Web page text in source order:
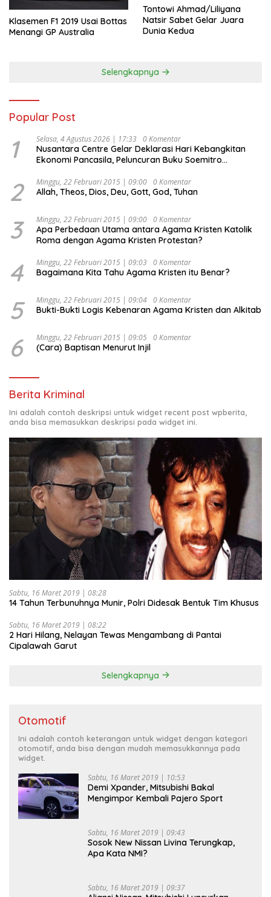
Klasemen F1 2019 Usai Bottas
Menangi GP Australia
Tontowi Ahmad/Liliyana
Natsir Sabet Gelar Juara
Dunia Kedua
Selengkapnya
Popular Post
1 Selasa, 4 Agustus 2026 | 17:33 0 Komentar
Nusantara Centre Gelar Deklarasi Hari Kebangkitan
Ekonomi Pancasila, Peluncuran Buku Soemitro
Ekonomi Politik Indonesia) & Simposium Nasional
“Urgensi Undang-Undang Perekonomian Nasional dan
Indonesia Emas 2045”,
2 Minggu, 22 Februari 2015 | 09:00 0 Komentar
Allah, Theos, Dios, Deu, Gott, God, Tuhan
3 Minggu, 22 Februari 2015 | 09:00 0 Komentar
Apa Perbedaan Utama antara Agama Kristen Katolik
Roma dengan Agama Kristen Protestan?
4 Minggu, 22 Februari 2015 | 09:03 0 Komentar
Bagaimana Kita Tahu Agama Kristen itu Benar?
5 Minggu, 22 Februari 2015 | 09:04 0 Komentar
Bukti-Bukti Logis Kebenaran Agama Kristen dan Alkitab
6 Minggu, 22 Februari 2015 | 09:05 0 Komentar
(Cara) Baptisan Menurut Injil
Berita Kriminal
Ini adalah contoh deskripsi untuk widget recent post wpberita,
anda bisa memasukkan deskripsi pada widget ini.
Sabtu, 16 Maret 2019 | 08:28
14 Tahun Terbunuhnya Munir, Polri Didesak Bentuk Tim Khusus
Sabtu, 16 Maret 2019 | 08:22
2 Hari Hilang, Nelayan Tewas Mengambang di Pantai
Cipalawah Garut
Selengkapnya
Otomotif
Ini adalah contoh keterangan untuk widget dengan kategori
otomotif, anda bisa dengan mudah memasukkannya pada
widget.
Sabtu, 16 Maret 2019 | 10:53
Demi Xpander, Mitsubishi Bakal
Mengimpor Kembali Pajero Sport
Sabtu, 16 Maret 2019 | 09:43
Sosok New Nissan Livina Terungkap,
Apa Kata NMI?
Sabtu, 16 Maret 2019 | 09:37